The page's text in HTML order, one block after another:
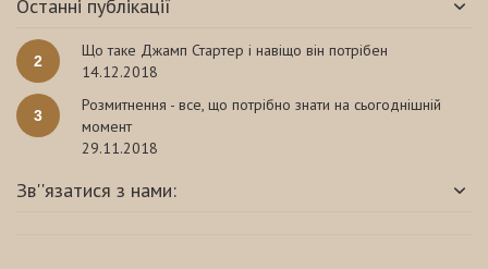
Останні публікації
2
Що таке Джамп Стартер і навіщо він потрібен
14.12.2018
3
Розмитнення - все, що потрібно знати на сьогоднішній
момент
29.11.2018
Зв''язатися з нами: